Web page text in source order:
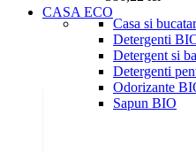
CASA ECO
Casa si
Detergenti
Detergent si
Detergenti
Odorizante
Sapun BIO